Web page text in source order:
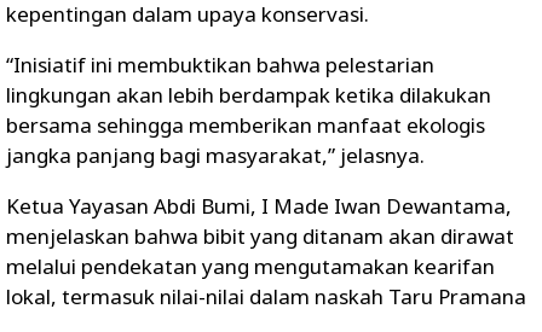
kepentingan dalam upaya konservasi.
“Inisiatif ini membuktikan bahwa pelestarian
lingkungan akan lebih berdampak ketika dilakukan
bersama sehingga memberikan manfaat ekologis
jangka panjang bagi masyarakat,” jelasnya.
Ketua Yayasan Abdi Bumi, I Made Iwan Dewantama,
menjelaskan bahwa bibit yang ditanam akan dirawat
melalui pendekatan yang mengutamakan kearifan
lokal, termasuk nilai-nilai dalam naskah Taru Pramana